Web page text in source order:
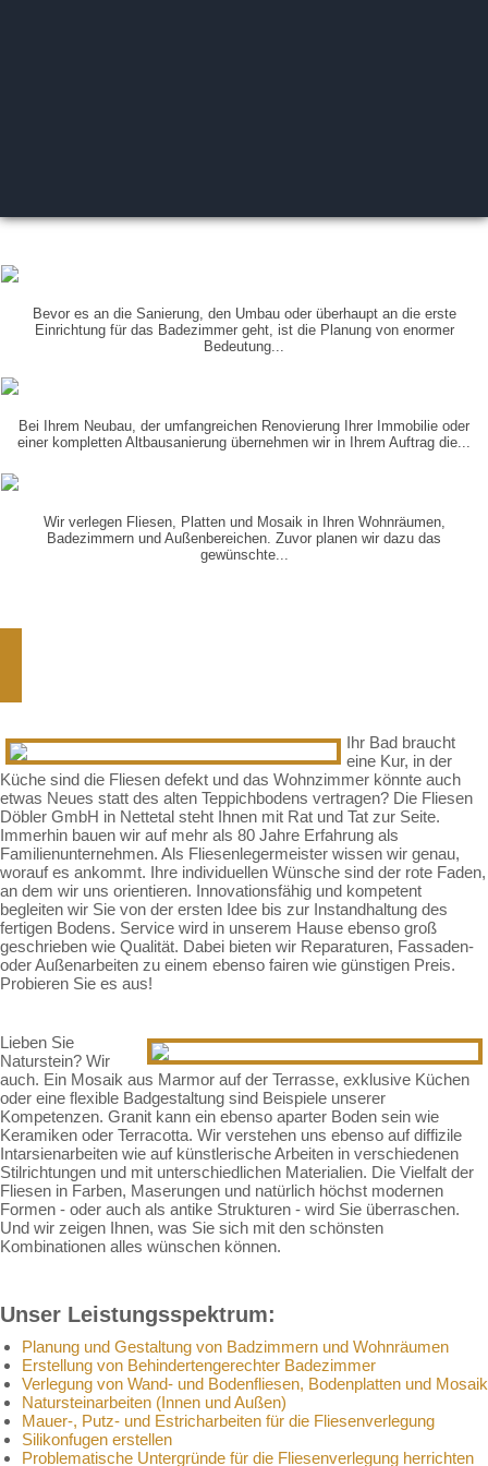
PLANUNGIN 3-D
Bevor es an die Sanierung, den Umbau oder überhaupt an die erste
Einrichtung für das Badezimmer geht, ist die Planung von enormer
Bedeutung...
KOORDINIERUNGDER GEWERKE
Bei Ihrem Neubau, der umfangreichen Renovierung Ihrer Immobilie oder
einer kompletten Altbausanierung übernehmen wir in Ihrem Auftrag die...
VERLEGUNGVON...
Wir verlegen Fliesen, Platten und Mosaik in Ihren Wohnräumen,
Badezimmern und Außenbereichen. Zuvor planen wir dazu das
gewünschte...
Ihr Bad braucht
eine Kur, in der
Küche sind die Fliesen defekt und das Wohnzimmer könnte auch
etwas Neues statt des alten Teppichbodens vertragen? Die Fliesen
Döbler GmbH in Nettetal steht Ihnen mit Rat und Tat zur Seite.
Immerhin bauen wir auf mehr als 80 Jahre Erfahrung als
Familienunternehmen. Als Fliesenlegermeister wissen wir genau,
worauf es ankommt. Ihre individuellen Wünsche sind der rote Faden,
an dem wir uns orientieren. Innovationsfähig und kompetent
begleiten wir Sie von der ersten Idee bis zur Instandhaltung des
fertigen Bodens. Service wird in unserem Hause ebenso groß
geschrieben wie Qualität. Dabei bieten wir Reparaturen, Fassaden-
oder Außenarbeiten zu einem ebenso fairen wie günstigen Preis.
Probieren Sie es aus!
Lieben Sie
Naturstein? Wir
auch. Ein Mosaik aus Marmor auf der Terrasse, exklusive Küchen
oder eine flexible Badgestaltung sind Beispiele unserer
Kompetenzen. Granit kann ein ebenso aparter Boden sein wie
Keramiken oder Terracotta. Wir verstehen uns ebenso auf diffizile
Intarsienarbeiten wie auf künstlerische Arbeiten in verschiedenen
Stilrichtungen und mit unterschiedlichen Materialien. Die Vielfalt der
Fliesen in Farben, Maserungen und natürlich höchst modernen
Formen - oder auch als antike Strukturen - wird Sie überraschen.
Und wir zeigen Ihnen, was Sie sich mit den schönsten
Kombinationen alles wünschen können.
Unser Leistungsspektrum:
Planung und Gestaltung von Badzimmern und Wohnräumen
Erstellung von Behindertengerechter Badezimmer
Verlegung von Wand- und Bodenfliesen, Bodenplatten und Mosaik
Natursteinarbeiten (Innen und Außen)
Mauer-, Putz- und Estricharbeiten für die Fliesenverlegung
Silikonfugen erstellen
Problematische Untergründe für die Fliesenverlegung herrichten